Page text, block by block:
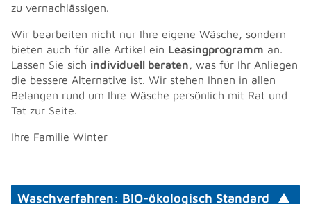
zu vernachlässigen.
Wir bearbeiten nicht nur Ihre eigene Wäsche, sondern
bieten auch für alle Artikel ein Leasingprogramm an.
Lassen Sie sich individuell beraten, was für Ihr Anliegen
die bessere Alternative ist. Wir stehen Ihnen in allen
Belangen rund um Ihre Wäsche persönlich mit Rat und
Tat zur Seite.
Ihre Familie Winter
Waschverfahren: BIO-ökologisch Standard